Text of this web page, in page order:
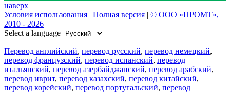
наверх
Условия использования | Полная версия | © ООО «ПРОМТ»,
2010 - 2026
Select a language
Перевод английский, перевод русский, перевод немецкий,
перевод французский, перевод испанский, перевод
итальянский, перевод азербайджанский, перевод арабский,
перевод иврит, перевод казахский, перевод китайский,
перевод корейский, перевод португальский, перевод